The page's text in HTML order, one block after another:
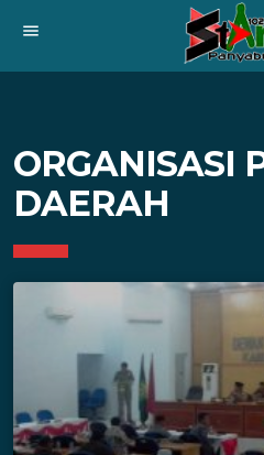
menu
ORGANISASI
DAERAH